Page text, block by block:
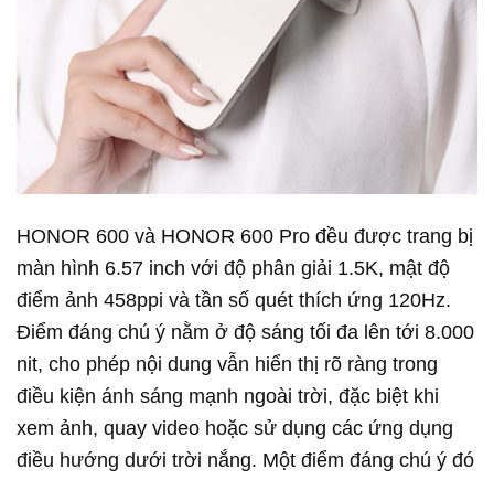
HONOR 600 và HONOR 600 Pro đều được trang bị
màn hình 6.57 inch với độ phân giải 1.5K, mật độ
điểm ảnh 458ppi và tần số quét thích ứng 120Hz.
Điểm đáng chú ý nằm ở độ sáng tối đa lên tới 8.000
nit, cho phép nội dung vẫn hiển thị rõ ràng trong
điều kiện ánh sáng mạnh ngoài trời, đặc biệt khi
xem ảnh, quay video hoặc sử dụng các ứng dụng
điều hướng dưới trời nắng. Một điểm đáng chú ý đó